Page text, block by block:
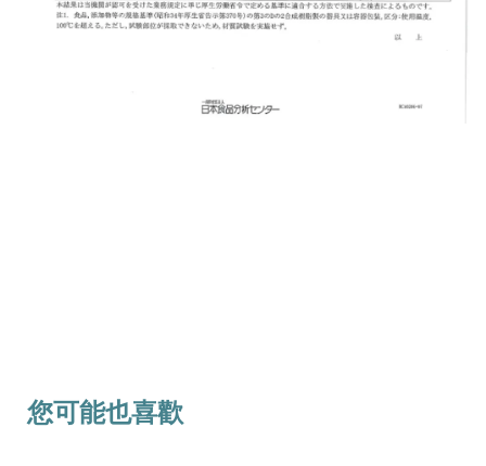
您可能也喜歡